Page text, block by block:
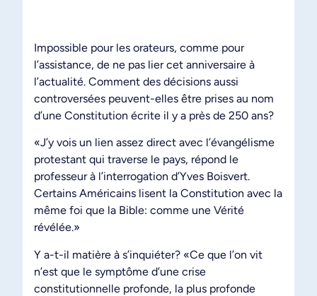
Impossible pour les orateurs, comme pour
l’assistance, de ne pas lier cet anniversaire à
l’actualité. Comment des décisions aussi
controversées peuvent-elles être prises au nom
d’une Constitution écrite il y a près de 250 ans?
«J’y vois un lien assez direct avec l’évangélisme
protestant qui traverse le pays, répond le
professeur à l’interrogation d’Yves Boisvert.
Certains Américains lisent la Constitution avec la
même foi que la Bible: comme une Vérité
révélée.»
Y a-t-il matière à s’inquiéter? «Ce que l’on vit
n’est que le symptôme d’une crise
constitutionnelle profonde, la plus profonde